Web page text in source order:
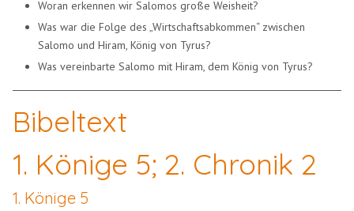
Woran erkennen wir Salomos große Weisheit?
Was war die Folge des „Wirtschaftsabkommen“ zwischen
Salomo und Hiram, König von Tyrus?
Was vereinbarte Salomo mit Hiram, dem König von Tyrus?
Bibeltext
1. Könige 5; 2. Chronik 2
1. Könige 5